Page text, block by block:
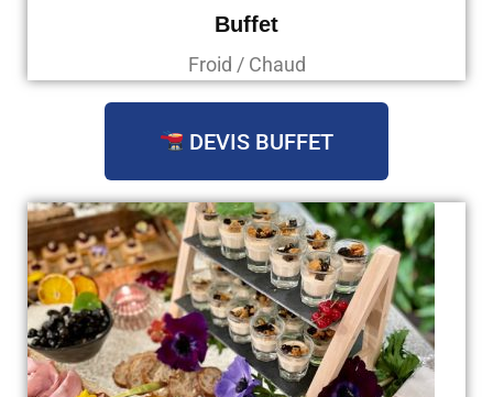
Buffet
Froid / Chaud
DEVIS BUFFET